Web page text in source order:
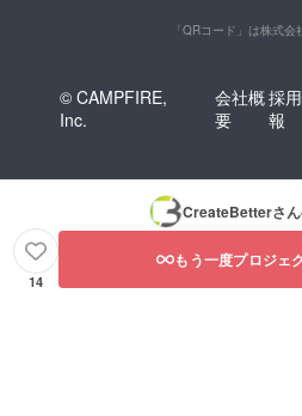
「QRコード」は株式
© CAMPFIRE,
Inc.
会社概
要
採
報
CreateBetterさ
14
もう一度プロジェ